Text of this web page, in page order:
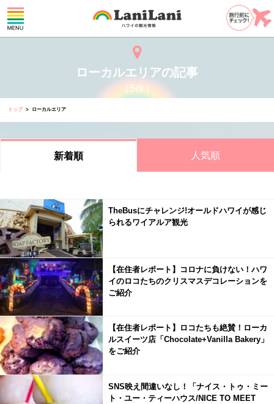
ローカルエリアの記事
（5件）
トップ ローカルエリア
新着順 人気順
TheBusにチャレンジ!オールドハワイが感じ
られるワイアルア観光
【在住者レポート】コロナに負けない！ハワ
イのロコたちのクリスマスデコレーションを
ご紹介
【在住者レポート】ロコたちも絶賛！ローカ
ルスイーツ店「Chocolate+Vanilla Bakery」
をご紹介
SNS映え間違いなし！「ナイス・トゥ・ミー
ト・ユー・ティーハウス/NICE TO MEET